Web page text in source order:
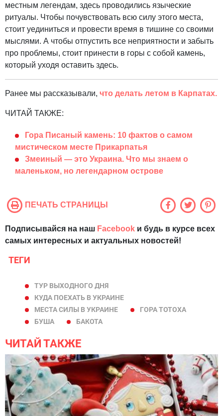
местным легендам, здесь проводились языческие
ритуалы. Чтобы почувствовать всю силу этого места,
стоит уединиться и провести время в тишине со своими
мыслями. А чтобы отпустить все неприятности и забыть
про проблемы, стоит принести в горы с собой камень,
который уходя оставить здесь.
Ранее мы рассказывали, что делать летом в Карпатах.
ЧИТАЙ ТАКЖЕ:
Гора Писаный камень: 10 фактов о самом
мистическом месте Прикарпатья
Змеиный — это Украина. Что мы знаем о
маленьком, но легендарном острове
ПЕЧАТЬ СТРАНИЦЫ
Подписывайся на наш Facebook и будь в курсе всех
самых интересных и актуальных новостей!
ТЕГИ
ТУР ВЫХОДНОГО ДНЯ
КУДА ПОЕХАТЬ В УКРАИНЕ
МЕСТА СИЛЫ В УКРАИНЕ
ГОРА ТОТОХА
БУША
БАКОТА
ЧИТАЙ ТАКЖЕ